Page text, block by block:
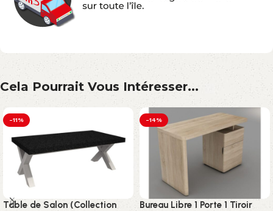
Cela Pourrait Vous Intéresser...
-11%
Table de Salon (Collection
-14%
Bureau Libre 1 Porte 1 Tiroir